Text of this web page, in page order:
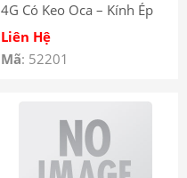
4G Có Keo Oca – Kính Ép
Màn Hình Redmi Note 11
Pro 4G liền keo OCA
Liên Hệ
Mã: 52201